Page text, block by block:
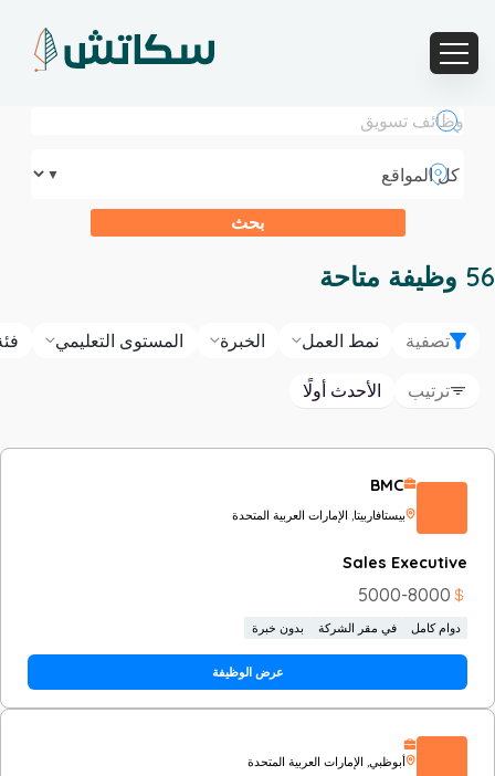
▼
بحث
56 وظيفة متاحة
تصفية نمط العمل الخبرة المستوى التعليمي
ترتيب الأحدث أولًا
BMC
بيستافاربيتا, الإمارات العربية المتحدة
Sales Executive
5000-8000
دوام كامل في مقر الشركة بدون خبرة
عرض الوظيفة
أبوظبي, الإمارات العربية المتحدة